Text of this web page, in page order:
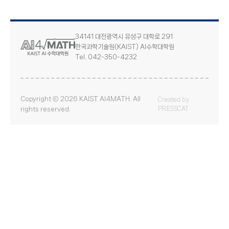
34141 대전광역시 유성구 대학로 291
한국과학기술원(KAIST) AI수학대학원
Tel. 042-350-4232
Copyright ⓒ 2026 KAIST AI4MATH. All
rights reserved.
Created by
PRESSCAT